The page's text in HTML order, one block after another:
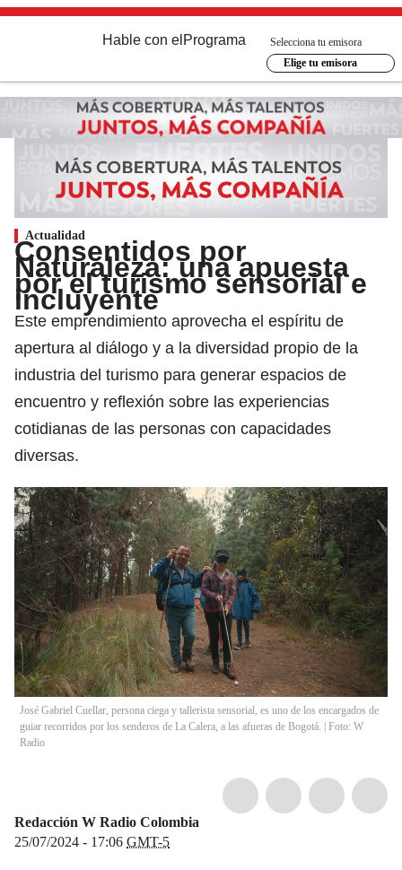
Hable con el Programa
Selecciona tu emisora
Elige tu emisora
Actualidad
Consentidos por
Naturaleza: una apuesta
por el turismo sensorial e
incluyente
Este emprendimiento aprovecha el espíritu de
apertura al diálogo y a la diversidad propio de la
industria del turismo para generar espacios de
encuentro y reflexión sobre las experiencias
cotidianas de las personas con capacidades
diversas.
José Gabriel Cuellar, persona ciega y tallerista sensorial, es uno de los encargados de
guiar recorridos por los senderos de La Calera, a las afueras de Bogotá. | Foto: W
Radio
Redacción W Radio Colombia
25/07/2024 - 17:06 GMT-5